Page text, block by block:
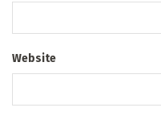
Website